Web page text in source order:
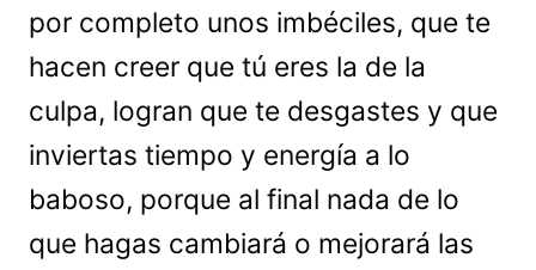
por completo unos imbéciles, que te
hacen creer que tú eres la de la
culpa, logran que te desgastes y que
inviertas tiempo y energía a lo
baboso, porque al final nada de lo
que hagas cambiará o mejorará las